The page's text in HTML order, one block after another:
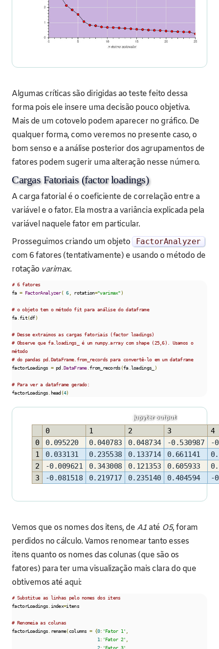
Algumas críticas são dirigidas ao teste feito dessa
forma pois ele insere uma decisão pouco objetiva.
Mais de um cotovelo podem aparecer no gráfico. De
qualquer forma, como veremos no presente caso, o
bom senso e a análise posterior dos agrupamentos de
fatores podem sugerir uma alteração nesse número.
Cargas Fatoriais (factor loadings)
A carga fatorial é o coeficiente de correlação entre a
variável e o fator. Ela mostra a variância explicada pela
variável naquele fator em particular.
Prosseguimos criando um objeto
FactorAnalyzer
com 6 fatores (tentativamente) e usando o método de
rotação varimax.
# 6 fatores
fa = FactorAnalyzer( 6, rotation="varimax" )
# o objeto tem o método fit para análise do dataframe
fa. fit(df)
# Desse extraimos as cargas fatoriais (factor loadings)
# Observe que fa.loadings_ é um numpy.array com shape (25,6). Usamos o
método
# do pandas pd.DataFrame.from_records para convertê-lo em um dataframe
factorLoadings = pd.DataFrame. from_records (fa. loadings_ )
# Para ver a dataframe gerado:
factorLoadings head(4)
0 1 2 3
4
0
0.095220 0.040783 0.048734 -0.530987
-
1
0.033131 0.235538 0.133714 0.661141
2
-0.009621 0.343008 0.121353 0.605933
3
-0.081518 0.219717 0.235140 0.404594 -
Vemos que os nomes dos itens, de A1 até O5, foram
perdidos no cálculo. Vamos renomear tanto esses
itens quanto os nomes das colunas (que são os
fatores) para ter uma visualização mais clara do que
obtivemos até aqui:
# Substitue as linhas pelo nomes dos itens
factorLoadings index=itens
# Renomeia as colunas
factorLoadings rename(columns = {0: 'Fator 1'
1 : 'Fator 2'
2: 'Fator 3'